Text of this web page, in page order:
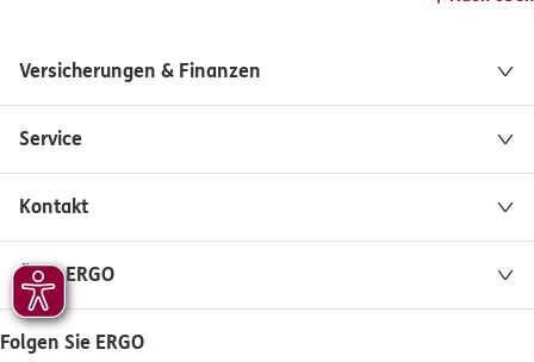
Versicherungen & Finanzen
Service
Kontakt
Über ERGO
Folgen Sie ERGO